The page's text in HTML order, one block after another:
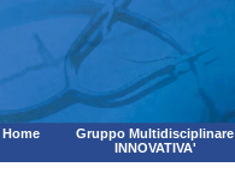
Home
Gruppo Multidisciplinare
INNOVATIVA'